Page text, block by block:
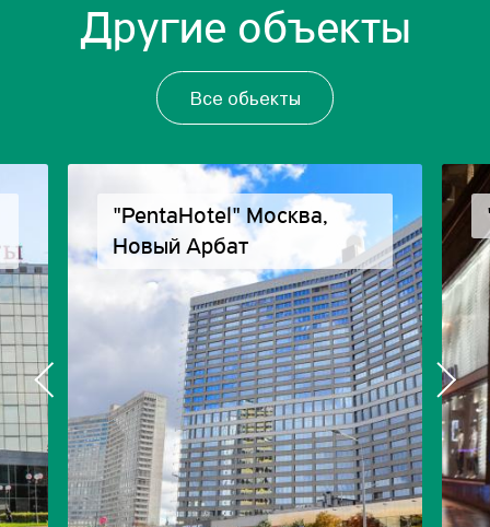
Другие объекты
Все обьекты
"PentaHotel" Москва,
Новый Арбат